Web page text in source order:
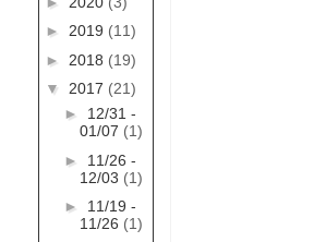
► 2019 (11)
► 2018 (19)
▼ 2017 (21)
► 12/31 -
01/07 (1)
► 11/26 -
12/03 (1)
► 11/19 -
11/26 (1)